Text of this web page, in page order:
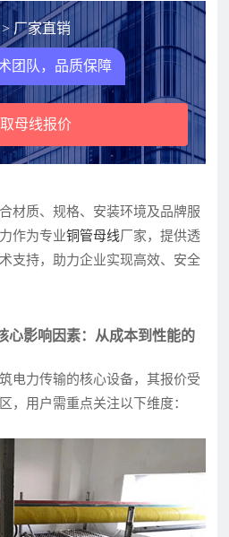
厂家直销
团队，品质保障
母线报价
材质、规格、安装环境及品牌服
作为专业铜管母线厂家，提供透
支持，助力企业实现高效、安全
心影响因素：从成本到性能的
电力传输的核心设备，其报价受
，用户需重点关注以下维度：